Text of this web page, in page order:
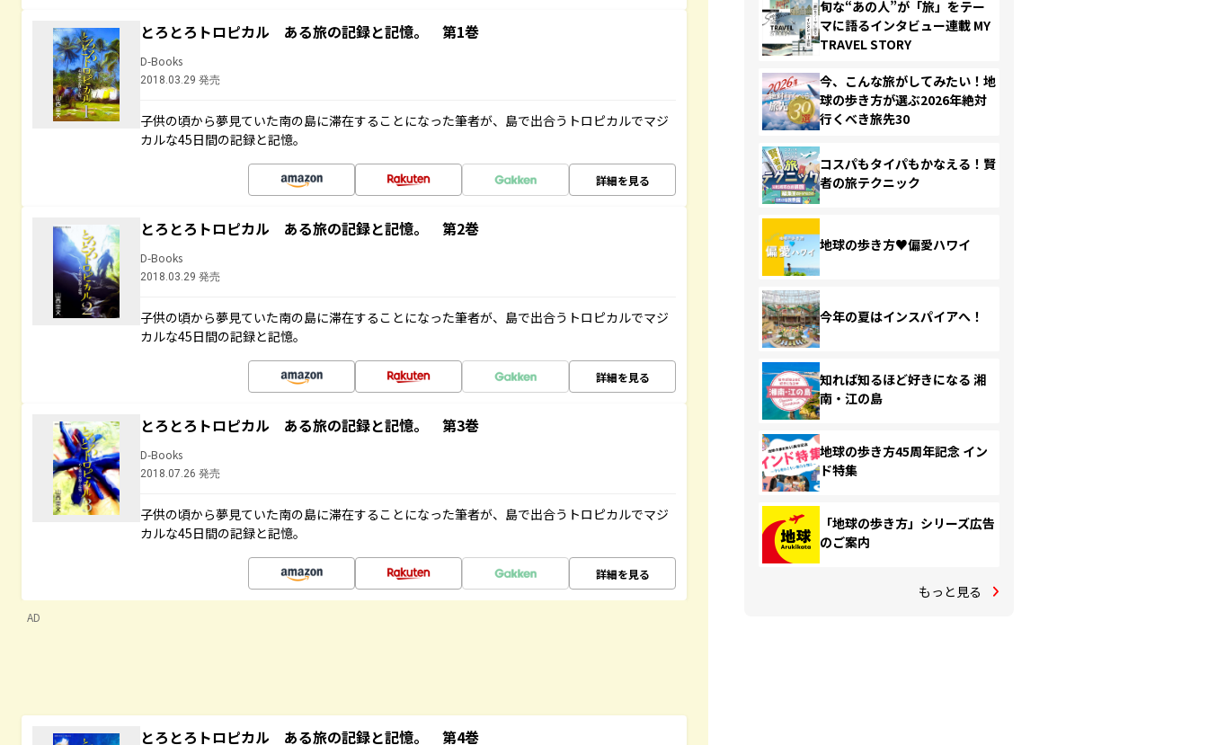
とろとろトロピカル ある旅の記録と記憶。 第1巻
D-Books
2018.03.29 発売
子供の頃から夢見ていた南の島に滞在することになった筆者が、島で出合うトロピカルでマジ
カルな45日間の記録と記憶。
詳細を見る
とろとろトロピカル ある旅の記録と記憶。 第2巻
D-Books
2018.03.29 発売
子供の頃から夢見ていた南の島に滞在することになった筆者が、島で出合うトロピカルでマジ
カルな45日間の記録と記憶。
詳細を見る
とろとろトロピカル ある旅の記録と記憶。 第3巻
D-Books
2018.07.26 発売
子供の頃から夢見ていた南の島に滞在することになった筆者が、島で出合うトロピカルでマジ
カルな45日間の記録と記憶。
詳細を見る
AD
とろとろトロピカル ある旅の記録と記憶。 第4巻
旬な“あの人”が「旅」をテー
マに語るインタビュー連載 MY
TRAVEL STORY
今、こんな旅がしてみたい！地
球の歩き方が選ぶ2026年絶対
行くべき旅先30
コスパもタイパもかなえる！賢
者の旅テクニック
地球の歩き方♥偏愛ハワイ
今年の夏はインスパイアへ！
知れば知るほど好きになる 湘
南・江の島
地球の歩き方45周年記念 イン
ド特集
「地球の歩き方」シリーズ広告
のご案内
もっと見る